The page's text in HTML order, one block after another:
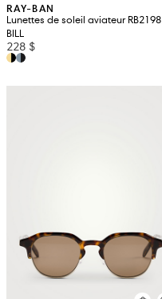
RAY-BAN
Lunettes de soleil aviateur RB2198
BILL
228 $